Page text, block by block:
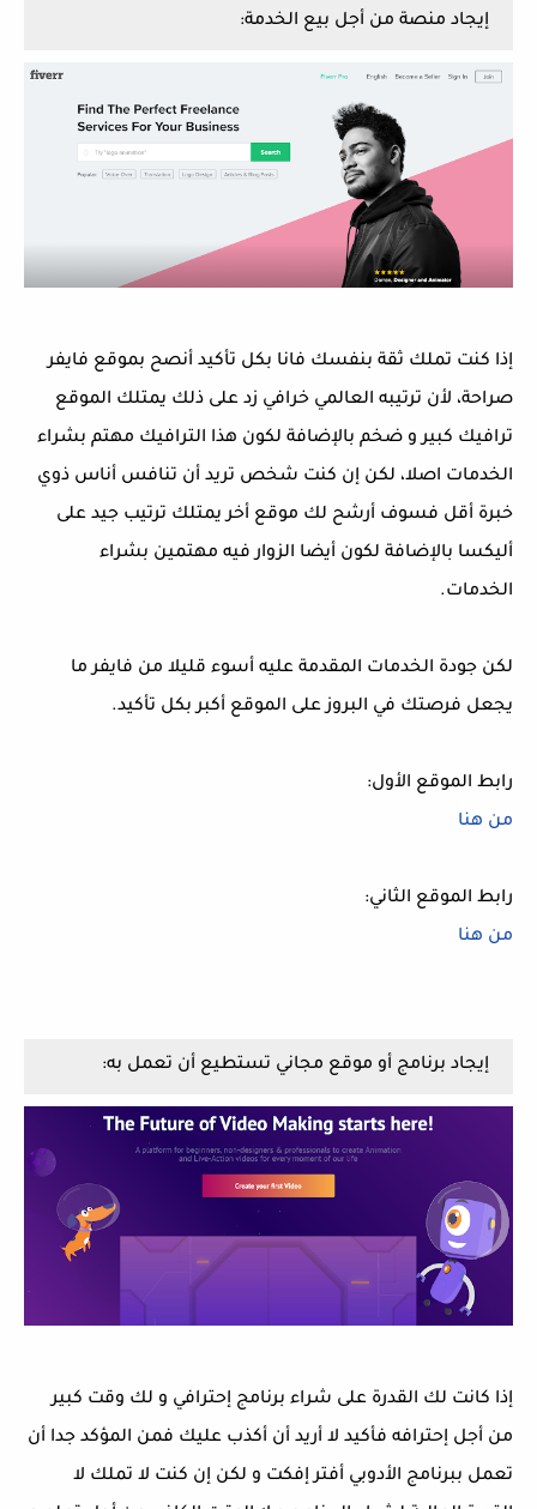
إيجاد منصة من أجل بيع الخدمة:
إذا كنت تملك ثقة بنفسك فانا بكل تأكيد أنصح بموقع فايفر
صراحة، لأن ترتيبه العالمي خرافي زد على ذلك يمتلك الموقع
ترافيك كبير و ضخم بالإضافة لكون هذا الترافيك مهتم بشراء
الخدمات اصلا، لكن إن كنت شخص تريد أن تنافس أناس ذوي
خبرة أقل فسوف أرشح لك موقع أخر يمتلك ترتيب جيد على
أليكسا بالإضافة لكون أيضا الزوار فيه مهتمين بشراء
الخدمات.
لكن جودة الخدمات المقدمة عليه أسوء قليلا من فايفر ما
يجعل فرصتك في البروز على الموقع أكبر بكل تأكيد.
رابط الموقع الأول:
من هنا
رابط الموقع الثاني:
من هنا
إيجاد برنامج أو موقع مجاني تستطيع أن تعمل به:
إذا كانت لك القدرة على شراء برنامج إحترافي و لك وقت كبير
من أجل إحترافه فأكيد لا أريد أن أكذب عليك فمن المؤكد جدا أن
تعمل ببرنامج الأدوبي أفتر إفكت و لكن إن كنت لا تملك لا